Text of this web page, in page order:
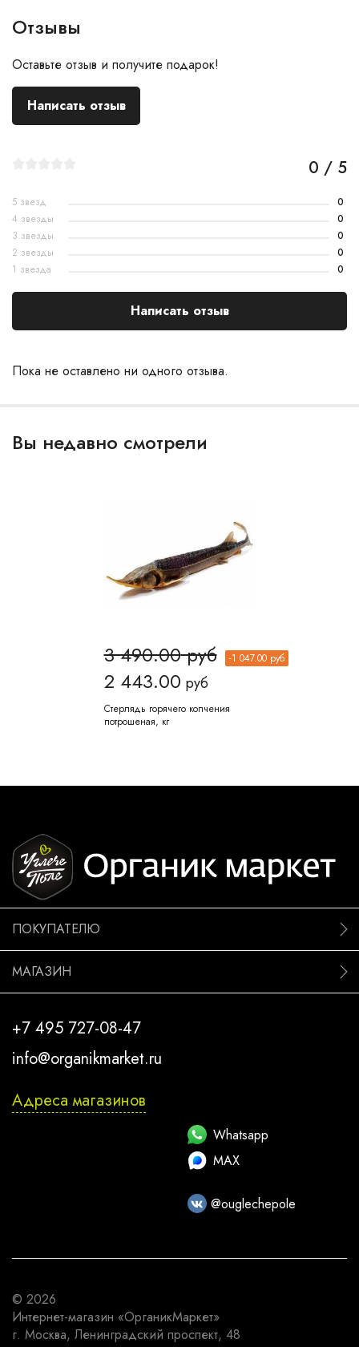
Отзывы
Оставьте отзыв и получите подарок!
Написать отзыв
Пока не оставлено ни одного отзыва.
0 / 5
5 звезд
0
4 звезды
0
3 звезды
0
2 звезды
0
1 звезда
0
Написать отзыв
Вы недавно смотрели
3 490.00руб -1 047.00руб
2 443.00 руб
Стерлядь горячего копчения
потрошеная, кг
ПОКУПАТЕЛЮ
МАГАЗИН
+7 495 727-08-47
info@organikmarket.ru
Адреса магазинов
Whatsapp
MAX
@ouglechepole
© 2026
Интернет-магазин «ОрганикМаркет»
г. Москва, Ленинградский проспект, 48